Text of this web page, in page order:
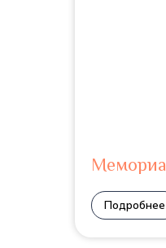
Подробнее